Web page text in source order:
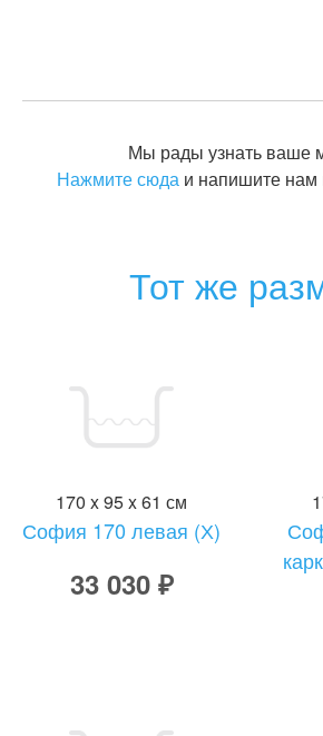
Мы рады узнать ваше
Нажмите сюда и напишите нам
Тот же
170 x 95 x 61 см
София 170 левая (Х)
33 030 ₽